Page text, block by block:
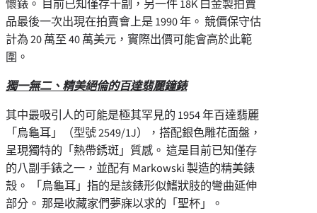
懷錶。 目前已知僅存十副，另一件 18K 白金製拍賣
品最後一次出現在拍賣會上是 1990 年。 競價保守估
計為 20 萬至 40 萬美元，實際出價可能會高於此範
圍。
獨一無二、精美絕倫的百達翡麗鐘錶
其中最吸引人的可能是極其罕見的 1954 年百達翡麗
「烏龜耳」（型號 2549/1J），搭配銀色雕花面盤，
呈現獨特的「熱帶銹斑」質感。 這是目前已知僅存
的八副手錶之一，並配有 Markowski 製造的精美錶
殼。 「烏龜耳」指的是該錶形似鰭狀肢的彎曲延伸
部分。 那是收藏家們夢寐以求的「聖杯」。